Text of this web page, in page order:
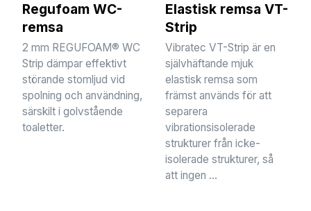
Regufoam WC-
remsa
2 mm REGUFOAM® WC
Strip dämpar effektivt
störande stomljud vid
spolning och användning,
särskilt i golvstående
toaletter.
Elastisk remsa VT-
Strip
Vibratec VT-Strip är en
självhäftande mjuk
elastisk remsa som
främst används för att
separera
vibrationsisolerade
strukturer från icke-
isolerade strukturer, så
att ingen ...